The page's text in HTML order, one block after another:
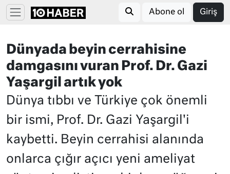
Abone ol Giriş
Dünyada beyin cerrahisine
damgasını vuran Prof. Dr. Gazi
Yaşargil artık yok
Dünya tıbbı ve Türkiye çok önemli
bir ismi, Prof. Dr. Gazi Yaşargil'i
kaybetti. Beyin cerrahisi alanında
onlarca çığır açıcı yeni ameliyat